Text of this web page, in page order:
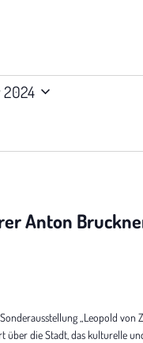
2024
Anton
„Leopold von
über die Stadt, das kulturelle